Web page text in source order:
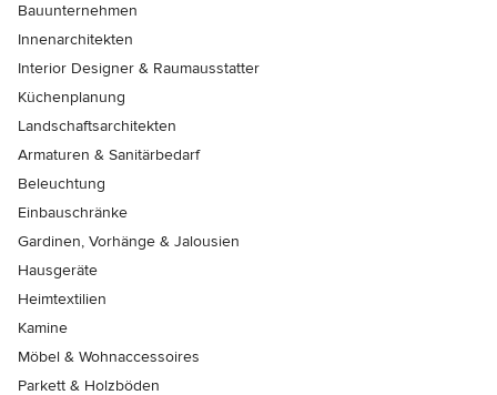
Bauunternehmen
Innenarchitekten
Interior Designer & Raumausstatter
Küchenplanung
Landschaftsarchitekten
Armaturen & Sanitärbedarf
Beleuchtung
Einbauschränke
Gardinen, Vorhänge & Jalousien
Hausgeräte
Heimtextilien
Kamine
Möbel & Wohnaccessoires
Parkett & Holzböden